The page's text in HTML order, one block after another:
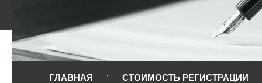
ГЛАВНАЯ СТОИМОСТЬ РЕГИСТРАЦИИ